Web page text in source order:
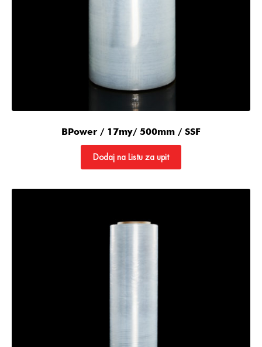
BPower / 17my/ 500mm / SSF
Dodaj na Listu za upit